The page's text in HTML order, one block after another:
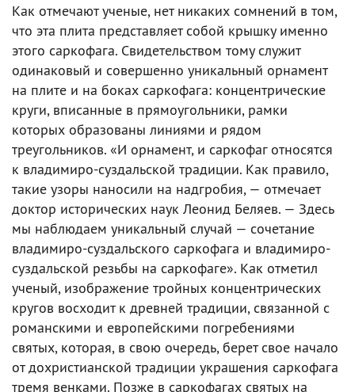
Как отмечают ученые, нет никаких сомнений в том,
что эта плита представляет собой крышку именно
этого саркофага. Свидетельством тому служит
одинаковый и совершенно уникальный орнамент
на плите и на боках саркофага: концентрические
круги, вписанные в прямоугольники, рамки
которых образованы линиями и рядом
треугольников. «И орнамент, и саркофаг относятся
к владимиро-суздальской традиции. Как правило,
такие узоры наносили на надгробия, — отмечает
доктор исторических наук Леонид Беляев. — Здесь
мы наблюдаем уникальный случай — сочетание
владимиро-суздальского саркофага и владимиро-
суздальской резьбы на саркофаге». Как отметил
ученый, изображение тройных концентрических
кругов восходит к древней традиции, связанной с
романскими и европейскими погребениями
святых, которая, в свою очередь, берет свое начало
от дохристианской традиции украшения саркофага
тремя венками. Позже в саркофагах святых на